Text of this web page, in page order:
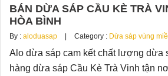
BÁN DỪA SÁP CẦU KÈ TRÀ
HÒA BÌNH
By : aloduasap Category : Dừa sáp vùng
Alo dừa sáp cam kết chất lượng dừa
hàng dừa sáp Cầu Kè Trà Vinh tận